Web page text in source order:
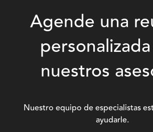
Agende una
nuestros
Nuestro equipo de especialistas
ayudarle.